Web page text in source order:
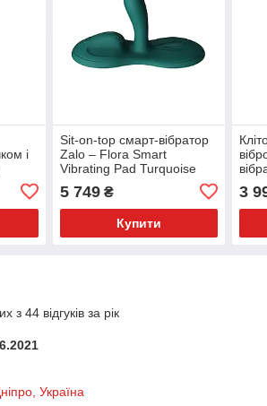
і
Sit-on-top смарт-вібратор
Zalo – Flora Smart
Vibrating Pad Turquoise
5 749₴
Купити
3
з 44 відгуків за рік
Україна